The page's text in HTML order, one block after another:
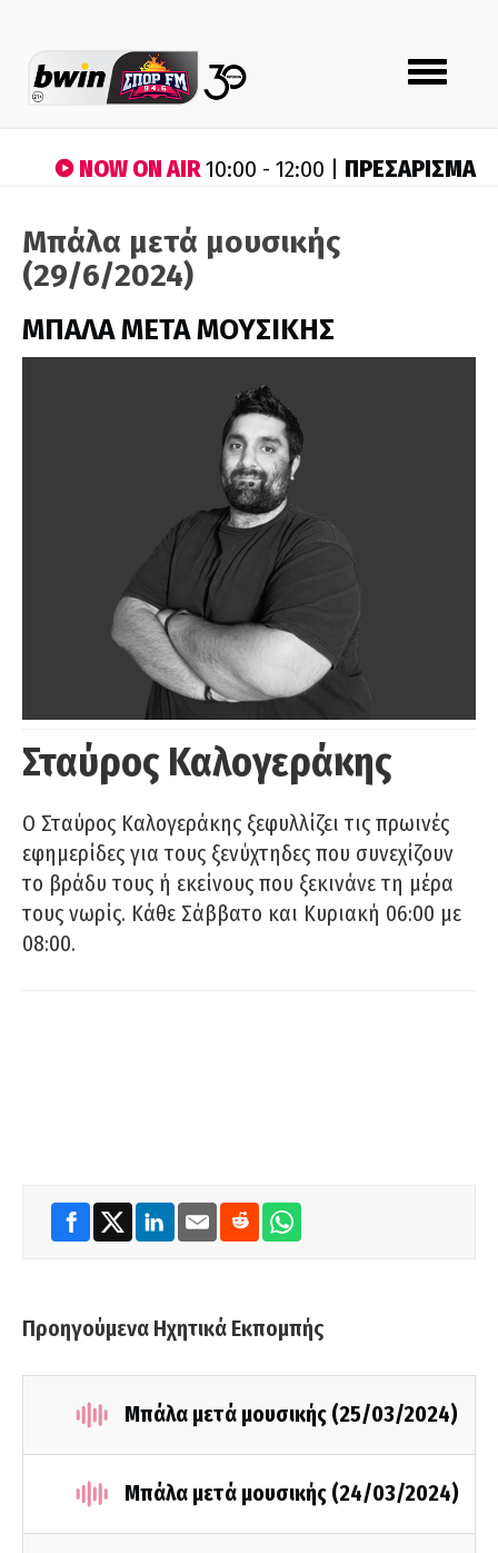
Toggle
navigation
NOW ON AIR10:00 - 12:00 | ΠΡΕΣΑΡΙΣΜΑ
Μπάλα μετά μουσικής
(29/6/2024)
ΜΠΑΛΑ ΜΕΤΑ ΜΟΥΣΙΚΗΣ
Σταύρος Καλογεράκης
Ο Σταύρος Καλογεράκης ξεφυλλίζει τις πρωινές
εφημερίδες για τους ξενύχτηδες που συνεχίζουν
το βράδυ τους ή εκείνους που ξεκινάνε τη μέρα
τους νωρίς. Κάθε Σάββατο και Κυριακή 06:00 με
08:00.
Προηγούμενα Ηχητικά Εκπομπής
Μπάλα μετά μουσικής (25/03/2024)
Μπάλα μετά μουσικής (24/03/2024)